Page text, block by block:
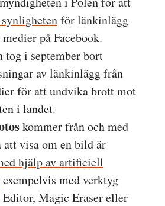
för länkinlägg
på Facebook.
tog i september bort
av länkinlägg från
för att undvika brott mot
i landet.
kommer från och med
att visa om en bild är
hjälp av artificiell
exempelvis med verktyg
Magic Eraser eller